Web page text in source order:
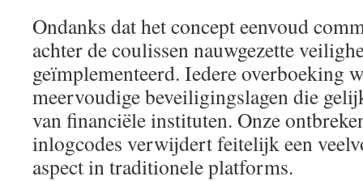
Ondanks dat het concept eenvoud
achter de coulissen nauwgezette
geïmplementeerd. Iedere overboeking
meervoudige beveiligingslagen die
van financiële instituten. Onze
inlogcodes verwijdert feitelijk een
aspect in traditionele platforms.